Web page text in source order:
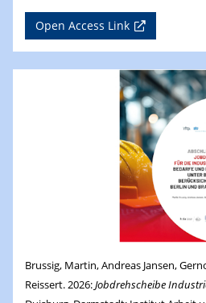
Open Access Link
Brussig, Martin, Andreas Jansen,
Reissert. 2026:Jobdrehscheibe